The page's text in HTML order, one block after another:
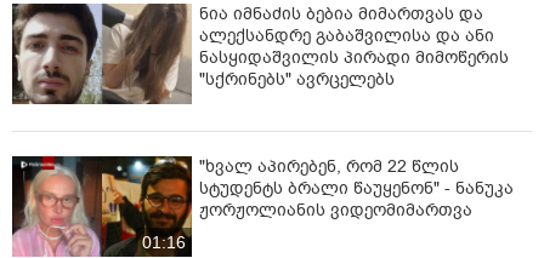
ნია იმნაძის ბებია მიმართვას და
ალექსანდრე გაბაშვილისა და ანი
ნასყიდაშვილის პირადი მიმოწერის
"სქრინებს" ავრცელებს
01:16
"ხვალ აპირებენ, რომ 22 წლის
სტუდენტს ბრალი წაუყენონ" - ნანუკა
ჟორჟოლიანის ვიდეომიმართვა